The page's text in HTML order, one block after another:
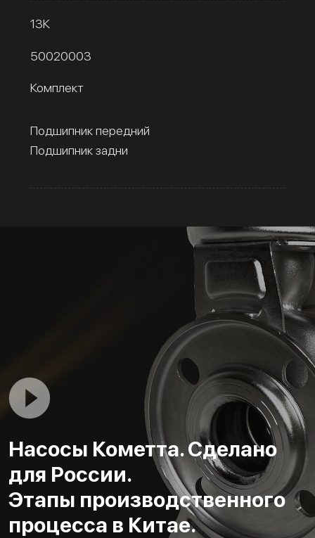
13К
50020003
Комплект
Подшипник передний
Подшипник задни
Насосы Кометта. Сделано
для России.
Этапы производственного
процесса в Китае.